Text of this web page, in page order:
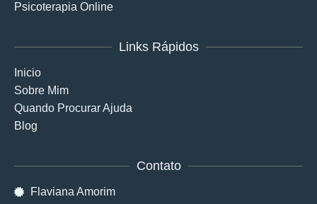
Psicoterapia Online
Links Rápidos
Inicio
Sobre Mim
Quando Procurar Ajuda
Blog
Contato
Flaviana Amorim